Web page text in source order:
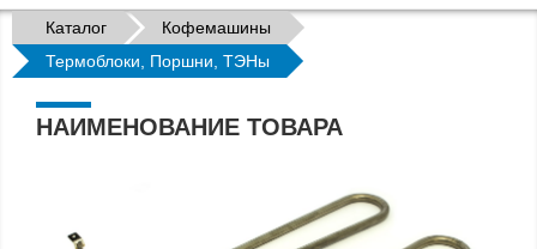
Каталог
Кофемашины
Термоблоки, Поршни, ТЭНы
НАИМЕНОВАНИЕ ТОВАРА